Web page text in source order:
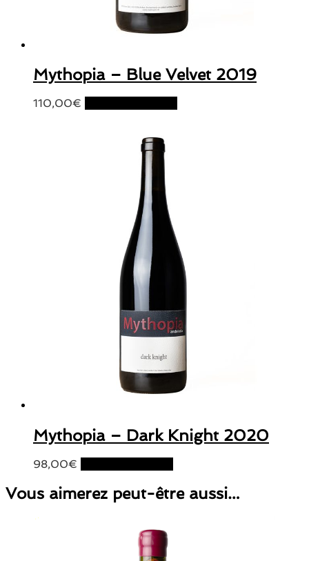
Mythopia – Blue Velvet 2019
110,00€
Mythopia – Dark Knight 2020
98,00€
Vous aimerez peut-être aussi…